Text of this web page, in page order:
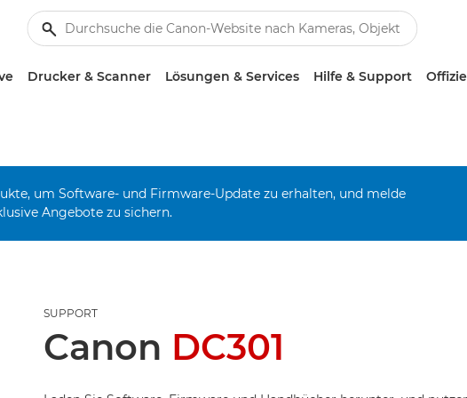
Drucker & Scanner Lösungen & Services Hilfe & Support
um Software- und Firmware-Update zu erhalten, und melde
Angebote zu sichern.
SUPPORT
Canon DC301